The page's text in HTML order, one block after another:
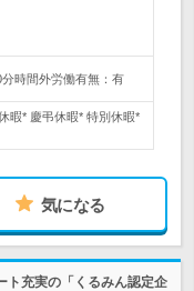
時間外労働有無：有
暇* 慶弔休暇* 特別休暇*
気になる
ト充実の「くるみん認定企